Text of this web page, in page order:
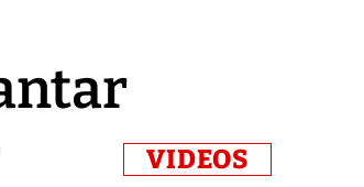
VIDEOS